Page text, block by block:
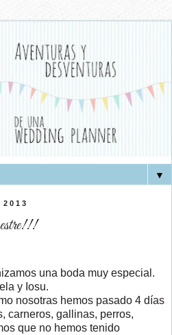
▼
una boda muy especial.
y Iosu.
nosotras hemos pasado 4 días
carneros, gallinas, perros,
que no hemos tenido